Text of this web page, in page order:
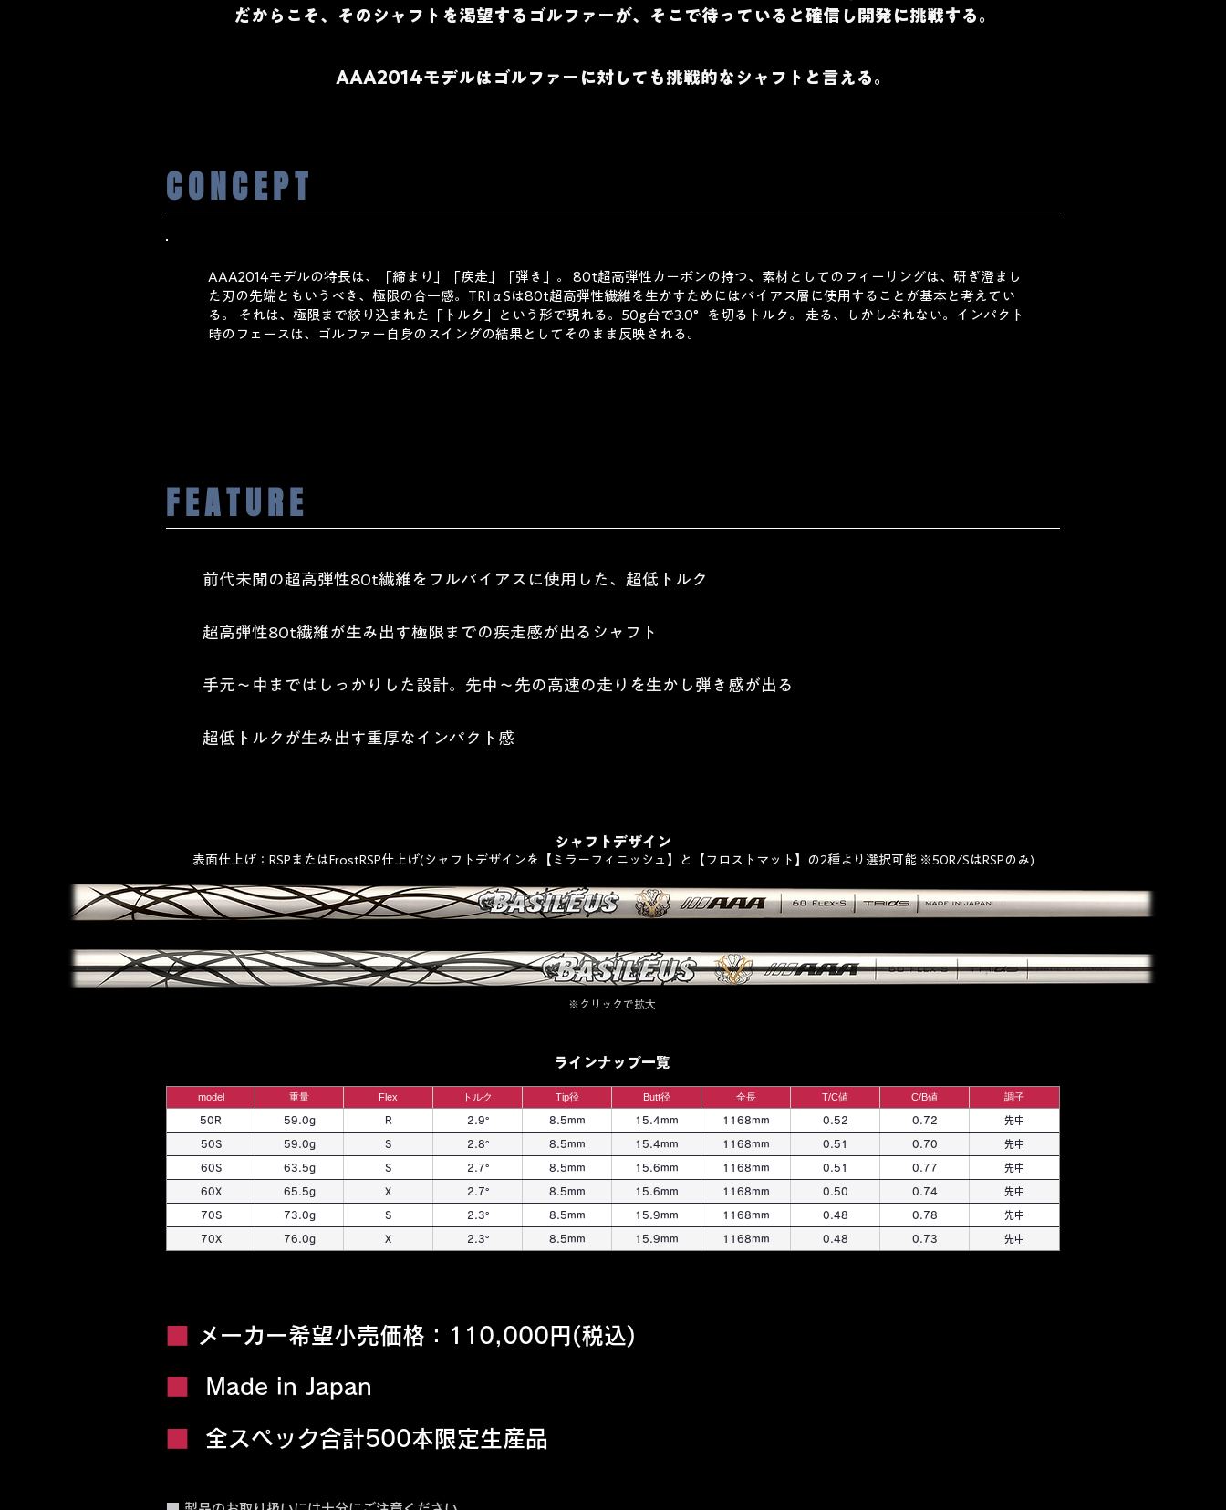
だからこそ、そのシャフトを渇望するゴルファーが、そこで待っていると確信し開発に挑戦する。
AAA2014モデルはゴルファーに対しても挑戦的なシャフトと言える。
CONCEPT
AAA2014モデルの特長は、「締まり」「疾走」「弾き」。 80t超高弾性カーボンの持つ、素材としてのフィーリングは、研ぎ澄まし
た刃の先端ともいうべき、極限の合一感。TRIαSは80t超高弾性繊維を生かすためにはバイアス層に使用することが基本と考えてい
る。 それは、極限まで絞り込まれた「トルク」という形で現れる。50g台で3.0°を切るトルク。 走る、しかしぶれない。インパクト
時のフェースは、ゴルファー自身のスイングの結果としてそのまま反映される。
FEATURE
前代未聞の超高弾性80t繊維をフルバイアスに使用した、超低トルク
超高弾性80t繊維が生み出す極限までの疾走感が出るシャフト
手元～中まではしっかりした設計。先中～先の高速の走りを生かし弾き感が出る
超低トルクが生み出す重厚なインパクト感
シャフトデザイン
表面仕上げ：RSPまたはFrostRSP仕上げ(シャフトデザインを【ミラーフィニッシュ】と【フロストマット】の2種より選択可能 ※50R/SはRSPのみ)
※クリックで拡大
ラインナップ一覧
model 重量 Flex トルク Tip径 Butt径 全長 T/C値 C/B値 調子
50R 59.0g R 2.9° 8.5mm 15.4mm 1168mm 0.52 0.72 先中
50S 59.0g S 2.8° 8.5mm 15.4mm 1168mm 0.51 0.70 先中
60S 63.5g S 2.7° 8.5mm 15.6mm 1168mm 0.51 0.77 先中
60X 65.5g X 2.7° 8.5mm 15.6mm 1168mm 0.50 0.74 先中
70S 73.0g S 2.3° 8.5mm 15.9mm 1168mm 0.48 0.78 先中
70X 76.0g X 2.3° 8.5mm 15.9mm 1168mm 0.48 0.73 先中
メーカー希望小売価格：110,000円(税込)
Made in Japan
全スペック合計500本限定生産品